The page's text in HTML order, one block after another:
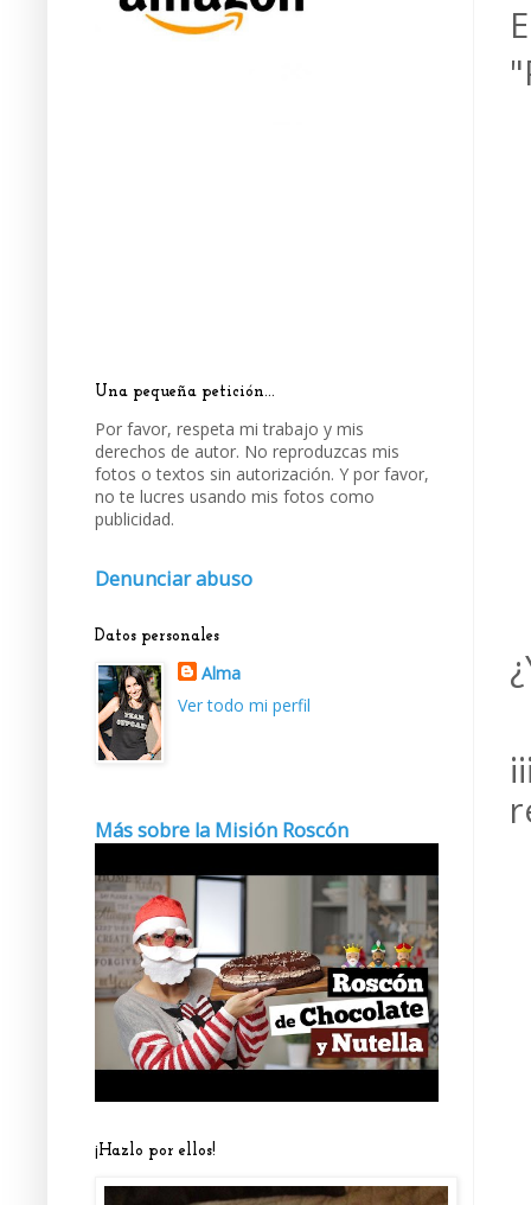
Una pequeña petición...
Por favor, respeta mi trabajo y mis
derechos de autor. No reproduzcas mis
fotos o textos sin autorización. Y por favor,
no te lucres usando mis fotos como
publicidad.
Denunciar abuso
Datos personales
Alma
Ver todo mi perfil
Más sobre la Misión Roscón
¡Hazlo por ellos!